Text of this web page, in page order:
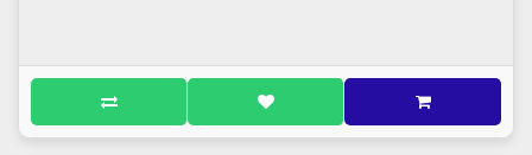
چرا خانه های به این خوبی را اجاره نمیکنی؟»
موقع برگشت محسن به دوستش گفت: «بچه ی حاج
احمد، این خانه ها که رفتیم، ساکنان آنها نماز نمی